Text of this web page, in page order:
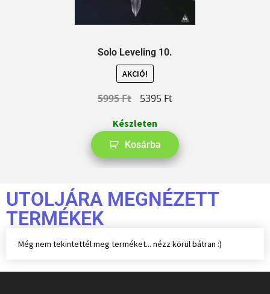
Solo Leveling 10.
AKCIÓ!
5995Ft 5395 Ft
Készleten
Kosárba
UTOLJÁRA MEGNÉZETT
TERMÉKEK
Még nem tekintettél meg terméket... nézz körül bátran :)